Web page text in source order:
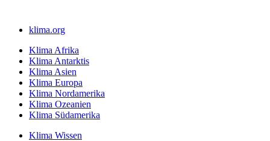
klima.org
Klima Afrika
Klima Antarktis
Klima Asien
Klima Europa
Klima Nordamerika
Klima Ozeanien
Klima Südamerika
Klima Wissen